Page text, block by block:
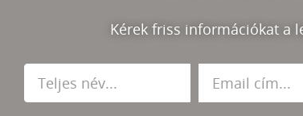
Kérek friss információkat a